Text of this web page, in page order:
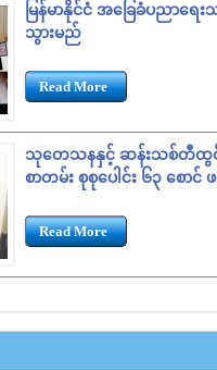
မြန်မာနိုင်ငံ အခြေခံပညာရ
သွားမည်
Read More
သုတေသနနှင့် ဆန်းသစ်တီထွ
စာတမ်း စုစုပေါင်း ၆၃ စော
Read More